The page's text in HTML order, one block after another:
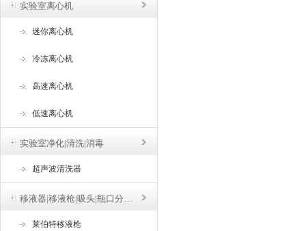
实验室离心机
迷你离心机
冷冻离心机
高速离心机
低速离心机
实验室净化|清洗|消毒
超声波清洗器
移液器|移液枪|吸头|瓶口分液器
莱伯特移液枪